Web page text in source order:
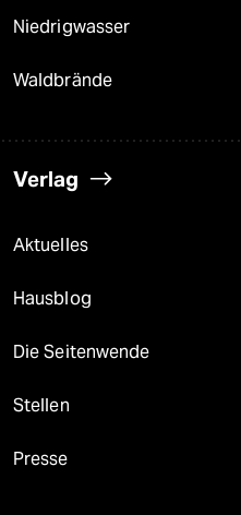
Niedrigwasser
Waldbrände
Verlag
Aktuelles
Hausblog
Die Seitenwende
Stellen
Presse